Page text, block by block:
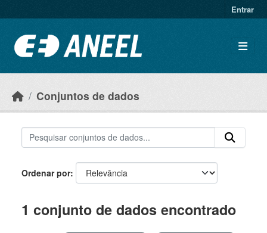
Entrar
Conjuntos de dados
Ordenar por
1 conjunto de dados encontrado